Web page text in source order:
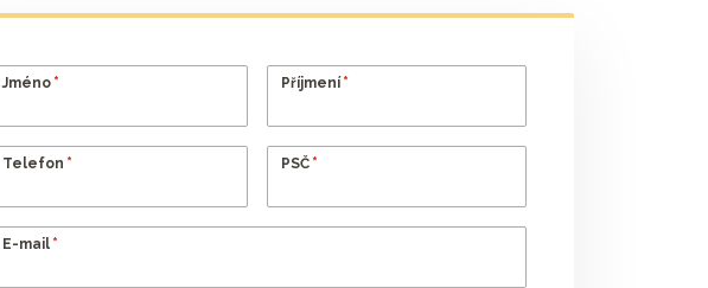
Jméno * Příjmení *
Telefon * PSČ *
E-mail *